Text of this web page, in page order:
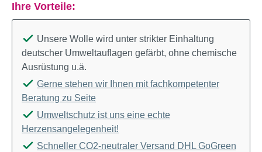
Ihre Vorteile:
Unsere Wolle wird unter strikter Einhaltung
deutscher Umweltauflagen gefärbt, ohne chemische
Ausrüstung u.ä.
Gerne stehen wir Ihnen mit fachkompetenter
Beratung zu Seite
Umweltschutz ist uns eine echte
Herzensangelegenheit!
Schneller CO2-neutraler Versand DHL GoGreen